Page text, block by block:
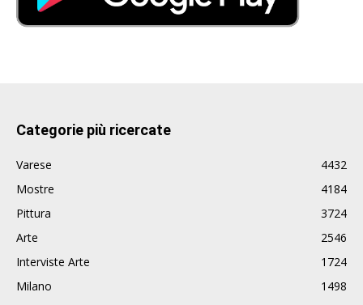
Categorie più ricercate
Varese
4432
Mostre
4184
Pittura
3724
Arte
2546
Interviste Arte
1724
Milano
1498